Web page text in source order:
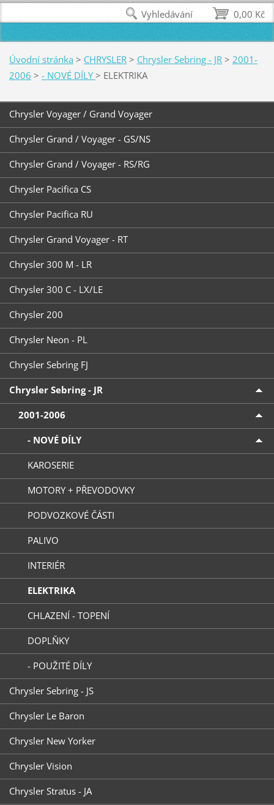
Úvodní stránka > CHRYSLER > Chrysler Sebring - JR > 2001-
2006 > - NOVÉ DÍLY> ELEKTRIKA
Chrysler Voyager / Grand Voyager
Chrysler Grand / Voyager - GS/NS
Chrysler Grand / Voyager - RS/RG
Chrysler Pacifica CS
Chrysler Pacifica RU
Chrysler Grand Voyager - RT
Chrysler 300 M - LR
Chrysler 300 C - LX/LE
Chrysler 200
Chrysler Neon - PL
Chrysler Sebring FJ
Chrysler Sebring - JR
2001-2006
- NOVÉ DÍLY
KAROSERIE
MOTORY + PŘEVODOVKY
PODVOZKOVÉ ČÁSTI
PALIVO
INTERIÉR
ELEKTRIKA
CHLAZENÍ - TOPENÍ
DOPLŇKY
- POUŽITÉ DÍLY
Chrysler Sebring - JS
Chrysler Le Baron
Chrysler New Yorker
Chrysler Vision
Chrysler Stratus - JA
0,00 Kč
Vyhledávání